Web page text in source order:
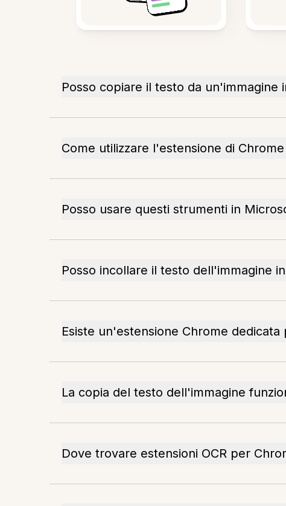
Posso copiare il testo da un'immagine
Come utilizzare l'estensione di
Posso usare questi strumenti in
Posso incollare il testo dell'immagine
Esiste un'estensione Chrome dedicata
La copia del testo dell'immagine
Dove trovare estensioni OCR per